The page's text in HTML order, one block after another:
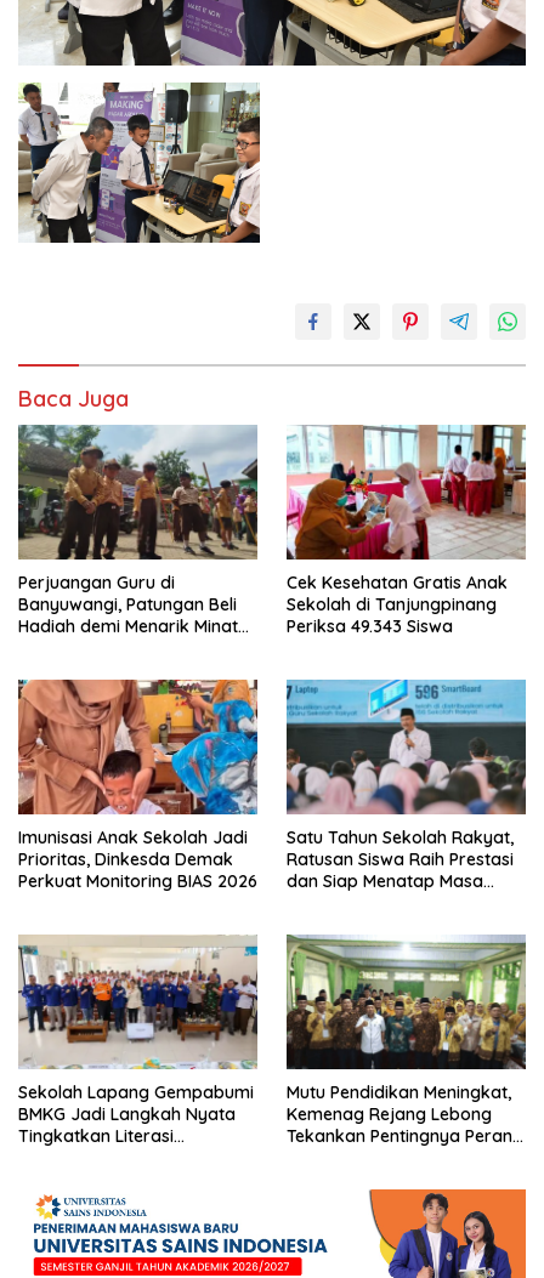
Baca Juga
Perjuangan Guru di
Banyuwangi, Patungan Beli
Hadiah demi Menarik Minat
Cek Kesehatan Gratis Anak
Sekolah di Tanjungpinang
Periksa 49.343 Siswa
Imunisasi Anak Sekolah Jadi
Prioritas, Dinkesda Demak
Perkuat Monitoring BIAS 2026
Satu Tahun Sekolah Rakyat,
Ratusan Siswa Raih Prestasi
dan Siap Menatap Masa
Sekolah Lapang Gempabumi
BMKG Jadi Langkah Nyata
Tingkatkan Literasi
Mutu Pendidikan Meningkat,
Kemenag Rejang Lebong
Tekankan Pentingnya Peran